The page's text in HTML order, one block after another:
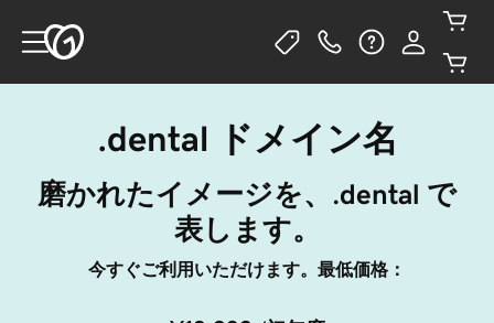
.dental ドメイン名
磨かれたイメージを、.dental で
表します。
今すぐご利用いただけます。最低価格：